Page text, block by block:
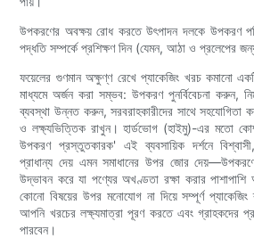
উপকরণের অবক্ষয় রোধ করতে উৎপাদন দলকে উপকরণ
পদ্ধতি সম্পর্কে প্রশিক্ষণ দিন (যেমন, আঠা ও প্রলেপের
ফয়েলের গুণমান অক্ষুণ্ণ রেখে প্যাকেজিং খরচ কমানো
মাধ্যমে অর্জন করা সম্ভব: উপকরণ পুনর্বিবেচনা করুন,
ব্যবস্থা উন্নত করুন, সরবরাহকারীদের সাথে সহযোগিতা
ও লক্ষ্যভিত্তিক রাখুন। হার্ডভোগ (হাইমু)-এর মতো
উপকরণ প্রস্তুতকারক' এই ব্যবসায়িক দর্শনে বিশ্বাসী,
প্রাধান্য দেয় এমন সমাধানের উপর জোর
উদ্ভাবন করে যা পণ্যের অখণ্ডতা রক্ষা করার
কোনো বিষয়ের উপর মনোযোগ না দিয়ে সম্পূর্ণ
আপনি খরচের লক্ষ্যমাত্রা পূরণ করতে এবং গ্রাহকদের
পারবেন।